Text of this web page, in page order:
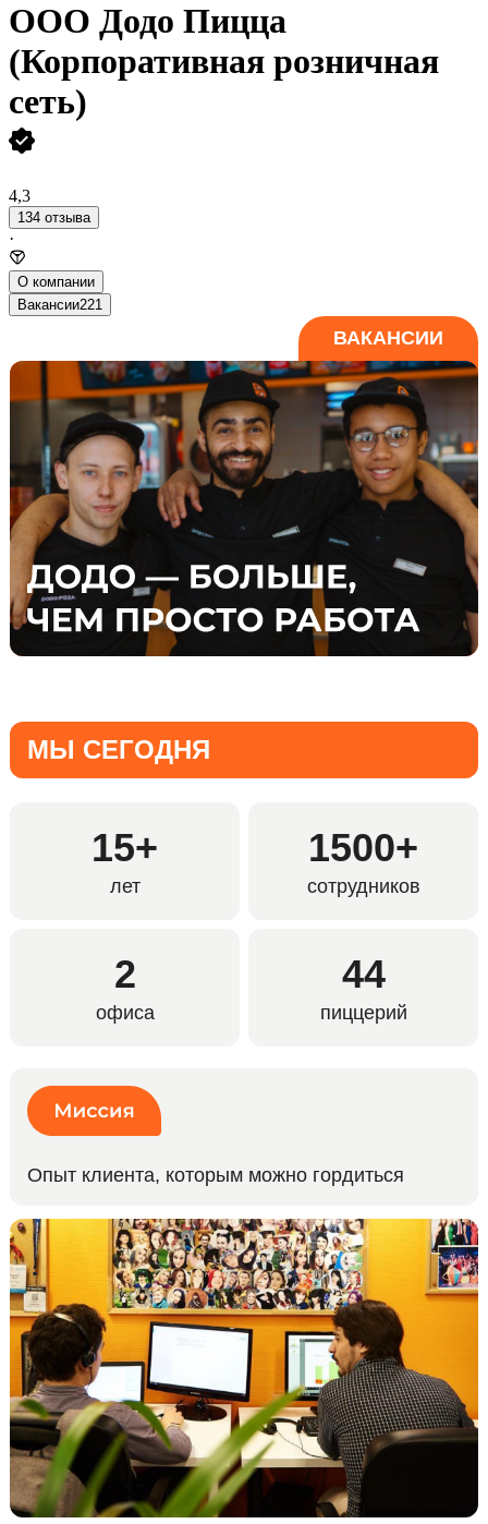
ООО Додо Пицца
(Корпоративная розничная
сеть)
4,3
134 отзыва
·
О компании
Вакансии221
ВАКАНСИИ
МЫ СЕГОДНЯ
15+
лет
1500+
сотрудников
2
офиса
44
пиццерий
Опыт клиента, которым можно гордиться